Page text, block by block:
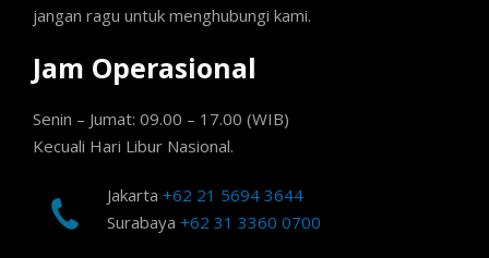
jangan ragu untuk menghubungi kami.
Jam Operasional
Senin – Jumat: 09.00 – 17.00 (WIB)
Kecuali Hari Libur Nasional.
Jakarta +62 21 5694 3644
Surabaya +62 31 3360 0700